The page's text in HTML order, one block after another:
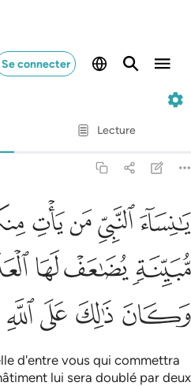
Se connecter
Lecture
Hamidullah
يا نساء النبي من يات منكن بفاحشة
يَـٰنِسَآءَ ٱلنَّبِىِّ مَن يَأْتِ مِنكُنَّ
ﲺﲻﲼﲽ
ﳀﳁﳂ
ﳆ ﳇﳈﳉ
d'entre vous qui commettra
lui sera doublé par deux